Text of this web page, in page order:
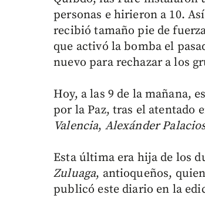
personas e hirieron a 10.
recibió tamaño pie de
que activó la bomba el
nuevo para rechazar a los
Hoy, a las 9 de la mañana,
por la Paz, tras el atentado
Valencia, Alexánder
Esta última era hija de los
Zuluaga, antioqueños,
publicó este diario en la